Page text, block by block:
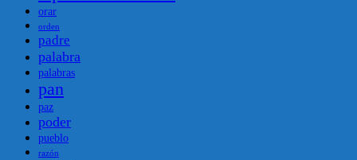
orar
orden
padre
palabra
palabras
pan
paz
poder
pueblo
razón